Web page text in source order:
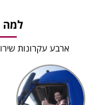
למה
ארבע עקרונות